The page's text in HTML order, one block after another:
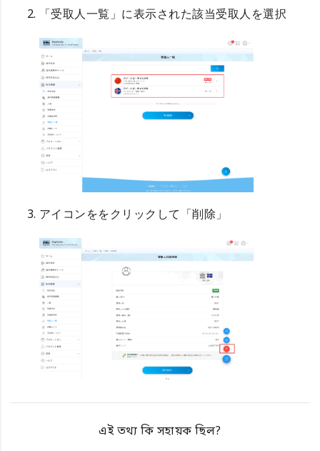
「受取人一覧」に表示された該当受取人を選択
アイコンををクリックして「削除」
এই তথ্য কি সহায়ক ছিল?